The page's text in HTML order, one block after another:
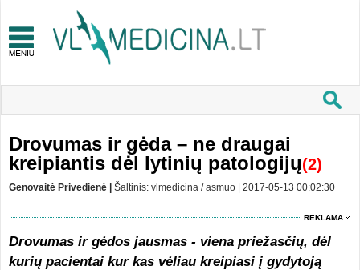
Drovumas ir gėda – ne draugai
kreipiantis dėl lytinių patologijų(2)
Genovaitė Privedienė | Šaltinis: vlmedicina / asmuo | 2017-05-13 00:02:30
REKLAMA
Drovumas ir gėdos jausmas - viena priežasčių, dėl
kurių pacientai kur kas vėliau kreipiasi į gydytoją